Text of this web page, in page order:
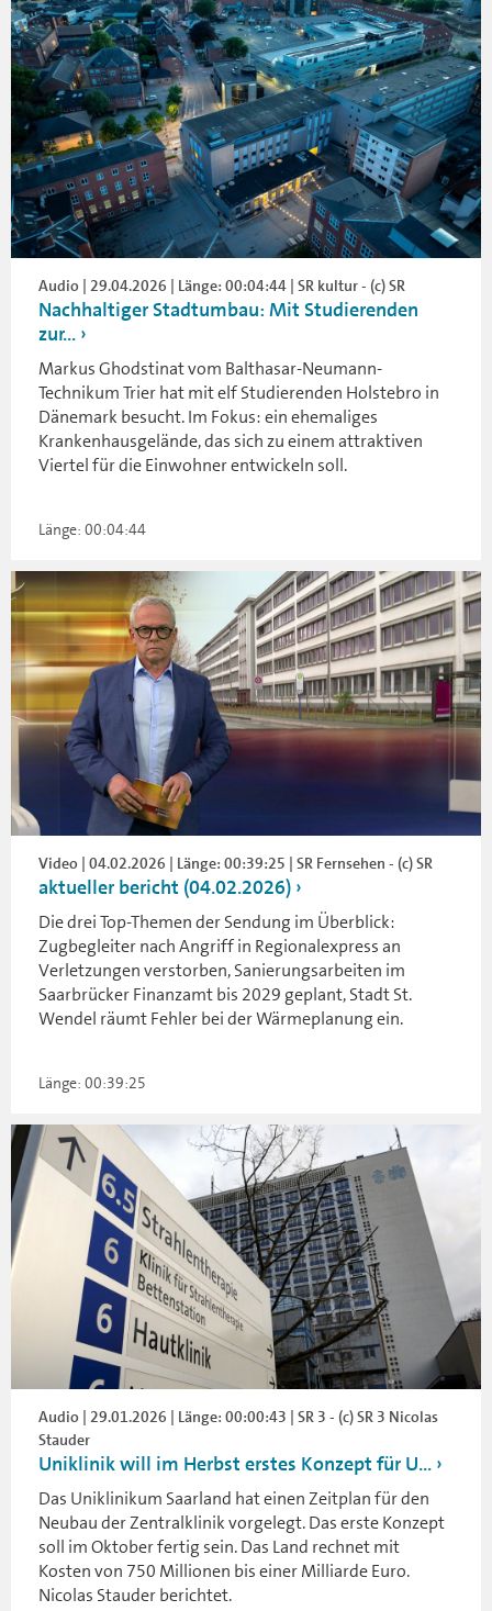
Audio | 29.04.2026 | Länge: 00:04:44 | SR kultur - (c) SR
Nachhaltiger Stadtumbau: Mit Studierenden
zur...
Markus Ghodstinat vom Balthasar-Neumann-
Technikum Trier hat mit elf Studierenden Holstebro in
Dänemark besucht. Im Fokus: ein ehemaliges
Krankenhausgelände, das sich zu einem attraktiven
Viertel für die Einwohner entwickeln soll.
Länge: 00:04:44
Video | 04.02.2026 | Länge: 00:39:25 | SR Fernsehen - (c) SR
aktueller bericht (04.02.2026)
Die drei Top-Themen der Sendung im Überblick:
Zugbegleiter nach Angriff in Regionalexpress an
Verletzungen verstorben, Sanierungsarbeiten im
Saarbrücker Finanzamt bis 2029 geplant, Stadt St.
Wendel räumt Fehler bei der Wärmeplanung ein.
Länge: 00:39:25
Audio | 29.01.2026 | Länge: 00:00:43 | SR 3 - (c) SR 3 Nicolas
Stauder
Uniklinik will im Herbst erstes Konzept für U...
Das Uniklinikum Saarland hat einen Zeitplan für den
Neubau der Zentralklinik vorgelegt. Das erste Konzept
soll im Oktober fertig sein. Das Land rechnet mit
Kosten von 750 Millionen bis einer Milliarde Euro.
Nicolas Stauder berichtet.